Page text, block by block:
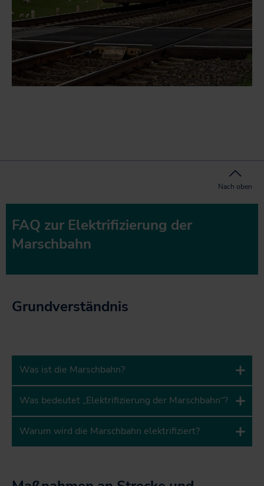
Nach oben
FAQ zur Elektrifizierung der
Marschbahn
Grundverständnis
Was ist die Marschbahn?
Was bedeutet „Elektrifizierung der Marschbahn“?
Warum wird die Marschbahn elektrifiziert?